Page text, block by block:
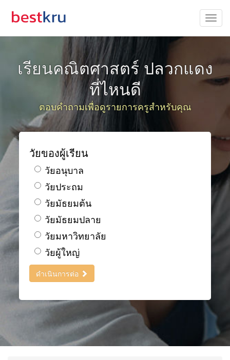
เรียนคณิตศาสตร์ ปลวกแดง
ที่ไหนดี
ตอบคำถามเพื่อดูรายการครูสำหรับคุณ
วัยของผู้เรียน
วัยอนุบาล
วัยประถม
วัยมัธยมต้น
วัยมัธยมปลาย
วัยมหาวิทยาลัย
วัยผู้ใหญ่
ดำเนินการต่อ